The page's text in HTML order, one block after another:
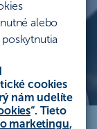
alebo
cookies
nám udelíte
“. Tieto
marketingu,